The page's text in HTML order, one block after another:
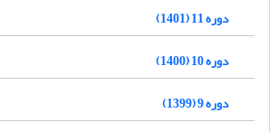
دوره 11 (1401)
دوره 10 (1400)
دوره 9 (1399)